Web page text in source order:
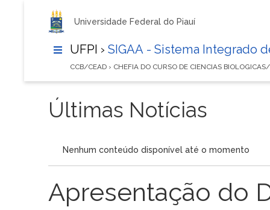
Universidade Federal do Piauí
UFPI › SIGAA - Sistema Integrado
CCB/CEAD › CHEFIA DO CURSO DE CIENCIAS
Últimas Notícias
Nenhum conteúdo disponível até o momento
Apresentação do